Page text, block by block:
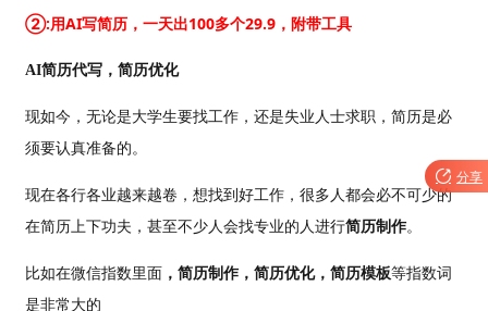
②:用AI写简历，一天出100多个29.9，附带工具
AI简历代写，简历优化
现如今，无论是大学生要找工作，还是失业人士求职，简历是必
须要认真准备的。
现在各行各业越来越卷，想找到好工作，很多人都会必不可少的
在简历上下功夫，甚至不少人会找专业的人进行简历制作。
比如在微信指数里面 ，简历制作，简历优化，简历模板等指数词
是非常大的
 分享